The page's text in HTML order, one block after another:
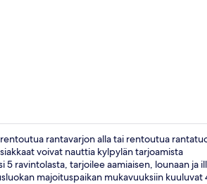
rantavarjon alla tai rentoutua
voivat nauttia kylpylän tarjoamista
ravintolasta, tarjoilee aamiaisen, lounaan ja
majoituspaikan mukavuuksiin kuuluvat